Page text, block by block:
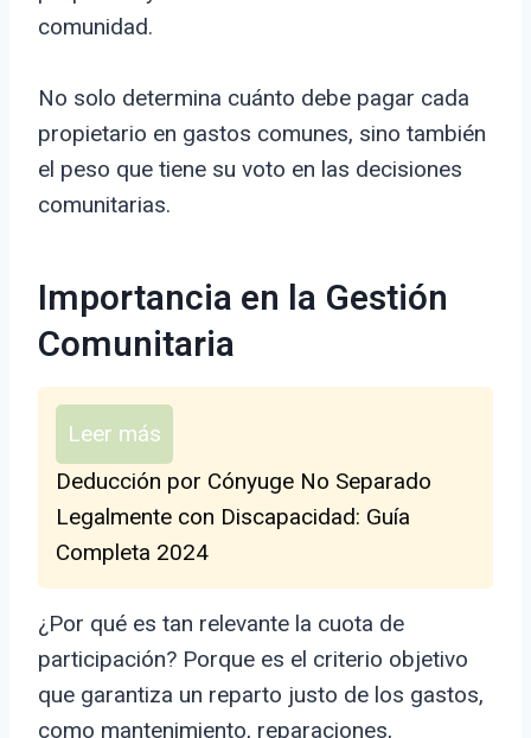
comunidad.
No solo determina cuánto debe pagar cada
propietario en gastos comunes, sino también
el peso que tiene su voto en las decisiones
comunitarias.
Importancia en la Gestión
Comunitaria
Leer más
Deducción por Cónyuge No Separado
Legalmente con Discapacidad: Guía
Completa 2024
¿Por qué es tan relevante la cuota de
participación? Porque es el criterio objetivo
que garantiza un reparto justo de los gastos,
como mantenimiento, reparaciones,